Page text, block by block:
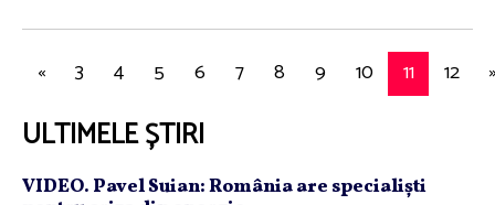
« 3 4 5 6 7 8 9 10 11 12
ULTIMELE ȘTIRI
VIDEO. Pavel Suian: România are specialişti